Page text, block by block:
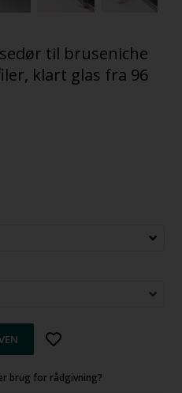
til bruseniche
klart glas fra 96
brug for rådgivning?